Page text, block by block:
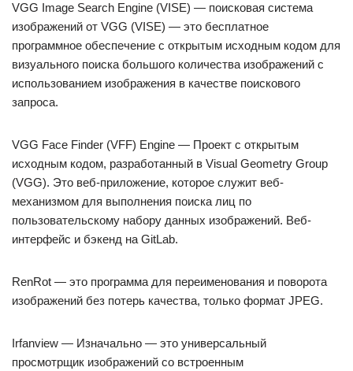
VGG Image Search Engine (VISE) — поисковая система
изображений от VGG (VISE) — это бесплатное
программное обеспечение с открытым исходным кодом для
визуального поиска большого количества изображений с
использованием изображения в качестве поискового
запроса.
VGG Face Finder (VFF) Engine — Проект с открытым
исходным кодом, разработанный в Visual Geometry Group
(VGG). Это веб-приложение, которое служит веб-
механизмом для выполнения поиска лиц по
пользовательскому набору данных изображений. Веб-
интерфейс и бэкенд на GitLab.
RenRot — это программа для переименования и поворота
изображений без потерь качества, только формат JPEG.
Irfanview — Изначально — это универсальный
просмотрщик изображений со встроенным